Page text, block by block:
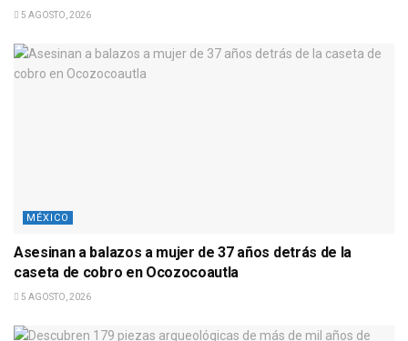
5 AGOSTO, 2026
MÉXICO
Asesinan a balazos a mujer de 37 años detrás de la
caseta de cobro en Ocozocoautla
5 AGOSTO, 2026